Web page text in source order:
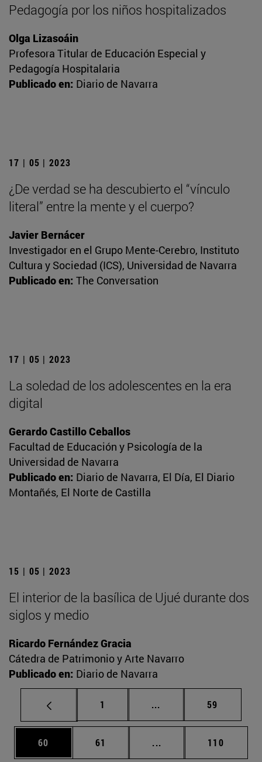
Pedagogía por los niños hospitalizados
Olga Lizasoáin
Profesora Titular de Educación Especial y
Pedagogía Hospitalaria
Publicado en: Diario de Navarra
17 | 05 | 2023
¿De verdad se ha descubierto el “vínculo
literal” entre la mente y el cuerpo?
Javier Bernácer
Investigador en el Grupo Mente-Cerebro, Instituto
Cultura y Sociedad (ICS), Universidad de Navarra
Publicado en: The Conversation
17 | 05 | 2023
La soledad de los adolescentes en la era
digital
Gerardo Castillo Ceballos
Facultad de Educación y Psicología de la
Universidad de Navarra
Publicado en: Diario de Navarra, El Día, El Diario
Montañés, El Norte de Castilla
15 | 05 | 2023
El interior de la basílica de Ujué durante dos
siglos y medio
Ricardo Fernández Gracia
Cátedra de Patrimonio y Arte Navarro
Publicado en: Diario de Navarra
Página
1 ... Páginas intermedias
Página
59
Página
60 Página
61 ... Páginas intermedias
Página
110